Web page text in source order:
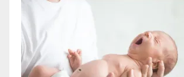
s